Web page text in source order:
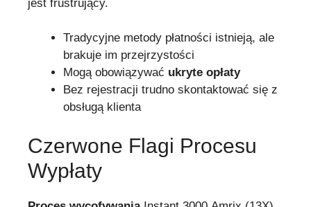
jest frustrujący.
Tradycyjne metody płatności istnieją, ale
brakuje im przejrzystości
Mogą obowiązywać ukryte opłaty
Bez rejestracji trudno skontaktować się z
obsługą klienta
Czerwone Flagi Procesu
Wypłaty